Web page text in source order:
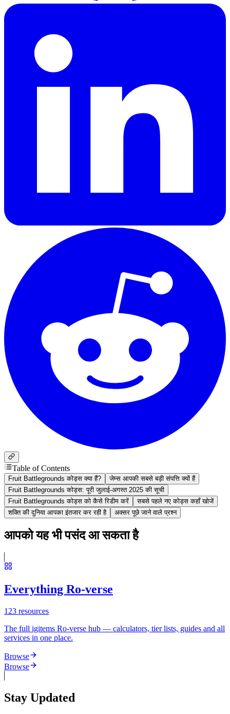
Table of Contents
Fruit Battlegrounds कोड्स क्या हैं?
जेम्स आपकी सबसे बड़ी संपत्ति क्यों हैं
Fruit Battlegrounds कोड्स: पूरी जुलाई-अगस्त 2025 की सूची
Fruit Battlegrounds कोड्स को कैसे रिडीम करें
सबसे पहले नए कोड्स कहाँ खोजें
शक्ति की दुनिया आपका इंतजार कर रही है
अक्सर पूछे जाने वाले प्रश्न
आपको यह भी पसंद आ सकता है
Everything Ro-verse
123 resources
The full igitems Ro-verse hub — calculators, tier lists, guides and all
services in one place.
Browse
Browse
Stay Updated